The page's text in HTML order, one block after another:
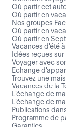
Où partir cet
Où partir en
Nos groupes
Où partir en
Où partir en
Vacances d'été
Idées reçues
Voyager avec
Echange
Trouvez une
Vacances de la
L’échange de
L’échange de
Publications
Programme de